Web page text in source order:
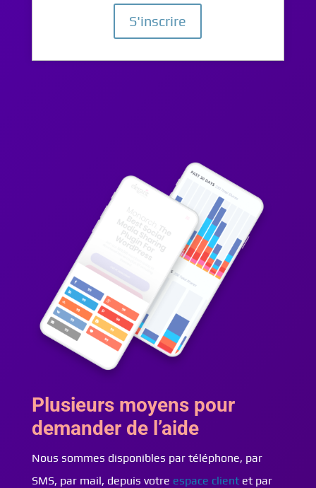
S'inscrire
Plusieurs moyens pour
demander de l’aide
Nous sommes disponibles par téléphone, par
SMS, par mail, depuis votre espace clientet par